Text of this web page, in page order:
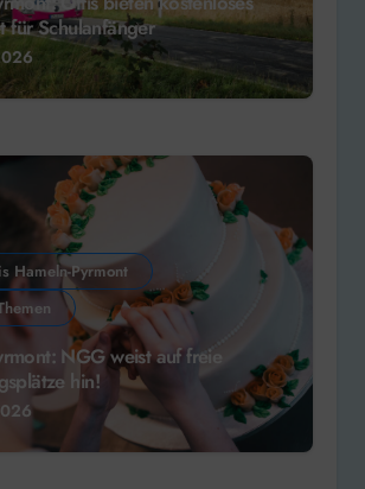
für Schulanfänger
Hameln-Pyrmont
NGG weist auf freie
hin!